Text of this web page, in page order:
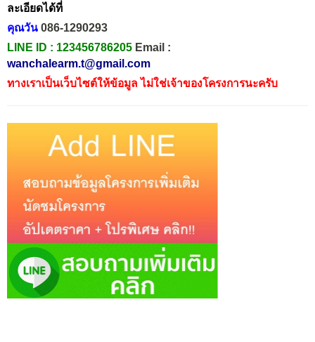
ละเอียดได้ที่
คุณวัน 086-1290293
LINE ID : 123456786205 Email :
wanchalearm.t@gmail.com
ทางเราเป็นเว็บไซต์ให้ข้อมูล ไม่ใช่เจ้าของโครงการนะครับ